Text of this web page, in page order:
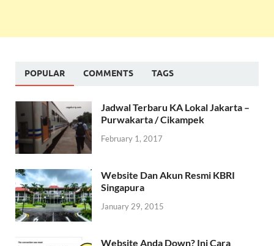
POPULAR COMMENTS TAGS
Jadwal Terbaru KA Lokal Jakarta –
Purwakarta / Cikampek
February 1, 2017
Website Dan Akun Resmi KBRI
Singapura
January 29, 2015
Website Anda Down? Ini Cara